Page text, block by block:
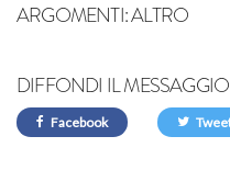
ARGOMENTI:ALTRO
DIFFONDI IL
Facebook